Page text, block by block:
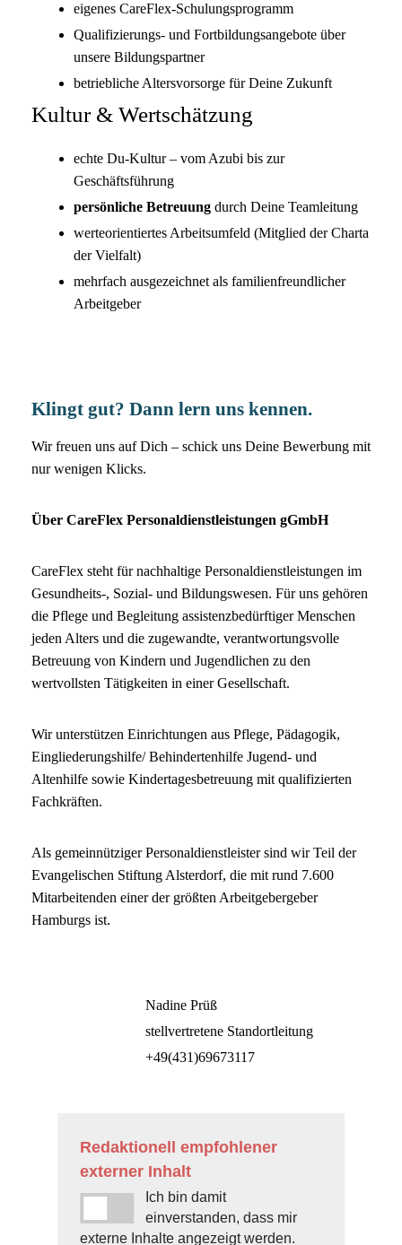
eigenes CareFlex-Schulungsprogramm
Qualifizierungs- und Fortbildungsangebote über
unsere Bildungspartner
betriebliche Altersvorsorge für Deine Zukunft
Kultur & Wertschätzung
echte Du-Kultur – vom Azubi bis zur
Geschäftsführung
persönliche Betreuung durch Deine Teamleitung
werteorientiertes Arbeitsumfeld (Mitglied der Charta
der Vielfalt)
mehrfach ausgezeichnet als familienfreundlicher
Arbeitgeber
Klingt gut? Dann lern uns kennen.
Wir freuen uns auf Dich – schick uns Deine Bewerbung mit
nur wenigen Klicks.
Über CareFlex Personaldienstleistungen gGmbH
CareFlex steht für nachhaltige Personaldienstleistungen im
Gesundheits-, Sozial- und Bildungswesen. Für uns gehören
die Pflege und Begleitung assistenzbedürftiger Menschen
jeden Alters und die zugewandte, verantwortungsvolle
Betreuung von Kindern und Jugendlichen zu den
wertvollsten Tätigkeiten in einer Gesellschaft.
Wir unterstützen Einrichtungen aus Pflege, Pädagogik,
Eingliederungshilfe/ Behindertenhilfe Jugend- und
Altenhilfe sowie Kindertagesbetreuung mit qualifizierten
Fachkräften.
Als gemeinnütziger Personaldienstleister sind wir Teil der
Evangelischen Stiftung Alsterdorf, die mit rund 7.600
Mitarbeitenden einer der größten Arbeitgebergeber
Hamburgs ist.
Nadine Prüß
stellvertretene Standortleitung
+49(431)69673117
Redaktionell empfohlener
externer Inhalt
Ich bin damit
einverstanden, dass mir
externe Inhalte angezeigt werden.